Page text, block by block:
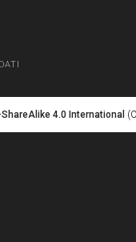
4.0 International